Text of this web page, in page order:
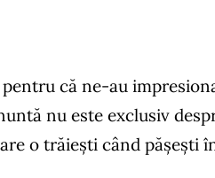
că ne-au
nu este exclusiv
o trăiești când pășești